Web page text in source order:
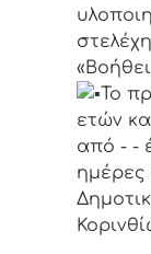
Το
ετών
από - -
ημέρες